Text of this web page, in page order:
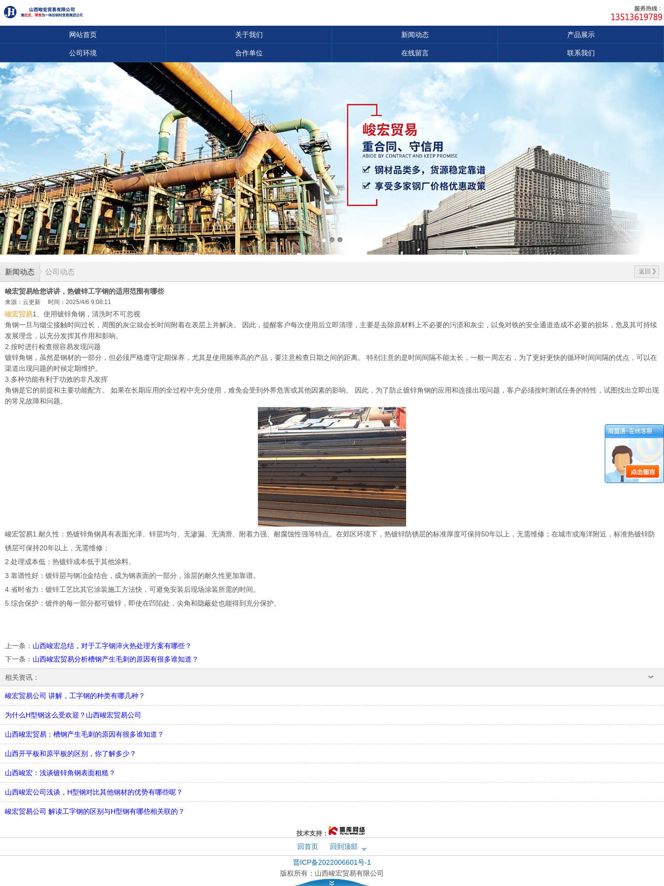
网站首页 关于我们 新闻动态 产品展示
公司环境 合作单位 在线留言 联系我们
新闻动态 返回
公司动态
峻宏贸易给您讲讲，热镀锌工字钢的适用范围有哪些
来源：云更新 时间：2025/4/6 9:08:11
峻宏贸易1、使用镀锌角钢，清洗时不可忽视
角钢一旦与烟尘接触时间过长，周围的灰尘就会长时间附着在表层上并解决。 因此，提醒客户每次使用后立即清理，主要是去除原材料上不必要的污渍和灰尘，以免对铁的安全通道造成不必要的损坏，危及其可持续
发展理念，以充分发挥其作用和影响。
2.按时进行检查很容易发现问题
镀锌角钢，虽然是钢材的一部分，但必须严格遵守定期保养，尤其是使用频率高的产品，要注意检查日期之间的距离。 特别注意的是时间间隔不能太长，一般一周左右，为了更好更快的循环时间间隔的优点，可以在
渠道出现问题的时候定期维护。
3.多种功能有利于功效的非凡发挥
角钢是它的前提和主要功能配方。 如果在长期应用的全过程中充分使用，难免会受到外界危害或其他因素的影响。 因此，为了防止镀锌角钢的应用和连接出现问题，客户必须按时测试任务的特性，试图找出立即出现
的常见故障和问题。
峻宏贸易1.耐久性：热镀锌角钢具有表面光泽、锌层均匀、无渗漏、无滴滑、附着力强、耐腐蚀性强等特点。在郊区环境下，热镀锌防锈层的标准厚度可保持50年以上，无需维修；在城市或海洋附近，标准热镀锌防
锈层可保持20年以上，无需维修；
2.处理成本低：热镀锌成本低于其他涂料。
3.靠谱性好：镀锌层与钢冶金结合，成为钢表面的一部分，涂层的耐久性更加靠谱。
4.省时省力：镀锌工艺比其它涂装施工方法快，可避免安装后现场涂装所需的时间。
5.综合保护：镀件的每一部分都可镀锌，即使在凹陷处，尖角和隐蔽处也能得到充分保护。
上一条 ： 山西峻宏总结，对于工字钢淬火热处理方案有哪些？
下一条 ： 山西峻宏贸易分析槽钢产生毛刺的原因有很多谁知道？
相关资讯：
峻宏贸易公司 讲解，工字钢的种类有哪几种？
为什么H型钢这么受欢迎？山西峻宏贸易公司
山西峻宏贸易：槽钢产生毛刺的原因有很多谁知道？
山西开平板和原平板的区别，你了解多少？
山西峻宏：浅谈镀锌角钢表面粗糙？
山西峻宏公司浅谈，H型钢对比其他钢材的优势有哪些呢？
峻宏贸易公司 解读工字钢的区别与H型钢有哪些相关联的？
技术支持：
回首页
回到顶部
晋ICP备2022006601号-1
版权所有： 山西峻宏贸易有限公司